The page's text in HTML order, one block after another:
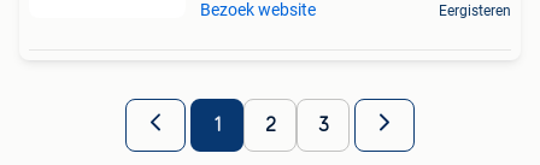
Bezoek website Eergisteren
1 2 3